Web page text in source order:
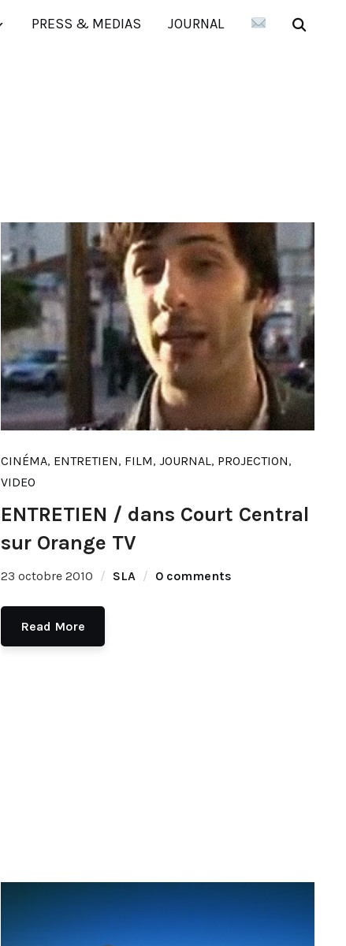
PRESS & MEDIAS JOURNAL
CINÉMA, ENTRETIEN, FILM, JOURNAL, PROJECTION,
VIDEO
ENTRETIEN / dans Court Central
sur Orange TV
23 octobre 2010 SLA 0 comments
Read More